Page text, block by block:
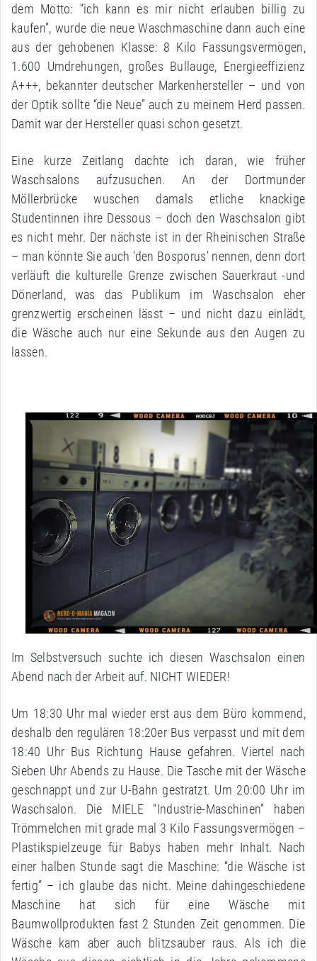
dem Motto: “ich kann es mir nicht erlauben billig zu
kaufen”, wurde die neue Waschmaschine dann auch eine
aus der gehobenen Klasse: 8 Kilo Fassungsvermögen,
1.600 Umdrehungen, großes Bullauge, Energieeffizienz
A+++, bekannter deutscher Markenhersteller – und von
der Optik sollte “die Neue” auch zu meinem Herd passen.
Damit war der Hersteller quasi schon gesetzt.
Eine kurze Zeitlang dachte ich daran, wie früher
Waschsalons aufzusuchen. An der Dortmunder
Möllerbrücke wuschen damals etliche knackige
Studentinnen ihre Dessous – doch den Waschsalon gibt
es nicht mehr. Der nächste ist in der Rheinischen Straße
– man könnte Sie auch ‘den Bosporus’ nennen, denn dort
verläuft die kulturelle Grenze zwischen Sauerkraut -und
Dönerland, was das Publikum im Waschsalon eher
grenzwertig erscheinen lässt – und nicht dazu einlädt,
die Wäsche auch nur eine Sekunde aus den Augen zu
lassen.
Im Selbstversuch suchte ich diesen Waschsalon einen
Abend nach der Arbeit auf. NICHT WIEDER!
Um 18:30 Uhr mal wieder erst aus dem Büro kommend,
deshalb den regulären 18:20er Bus verpasst und mit dem
18:40 Uhr Bus Richtung Hause gefahren. Viertel nach
Sieben Uhr Abends zu Hause. Die Tasche mit der Wäsche
geschnappt und zur U-Bahn gestratzt. Um 20:00 Uhr im
Waschsalon. Die MIELE “Industrie-Maschinen” haben
Trömmelchen mit grade mal 3 Kilo Fassungsvermögen –
Plastikspielzeuge für Babys haben mehr Inhalt. Nach
einer halben Stunde sagt die Maschine: “die Wäsche ist
fertig” – ich glaube das nicht. Meine dahingeschiedene
Maschine hat sich für eine Wäsche mit
Baumwollprodukten fast 2 Stunden Zeit genommen. Die
Wäsche kam aber auch blitzsauber raus. Als ich die